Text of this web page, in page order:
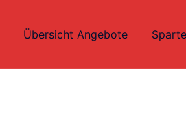
Übersicht Angebote